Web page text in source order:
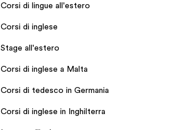
Corsi di lingue all'estero
Corsi di inglese
Stage all'estero
Corsi di inglese a Malta
Corsi di tedesco in Germania
Corsi di inglese in Inghilterra